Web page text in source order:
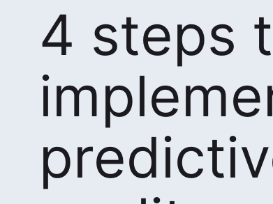
4 steps